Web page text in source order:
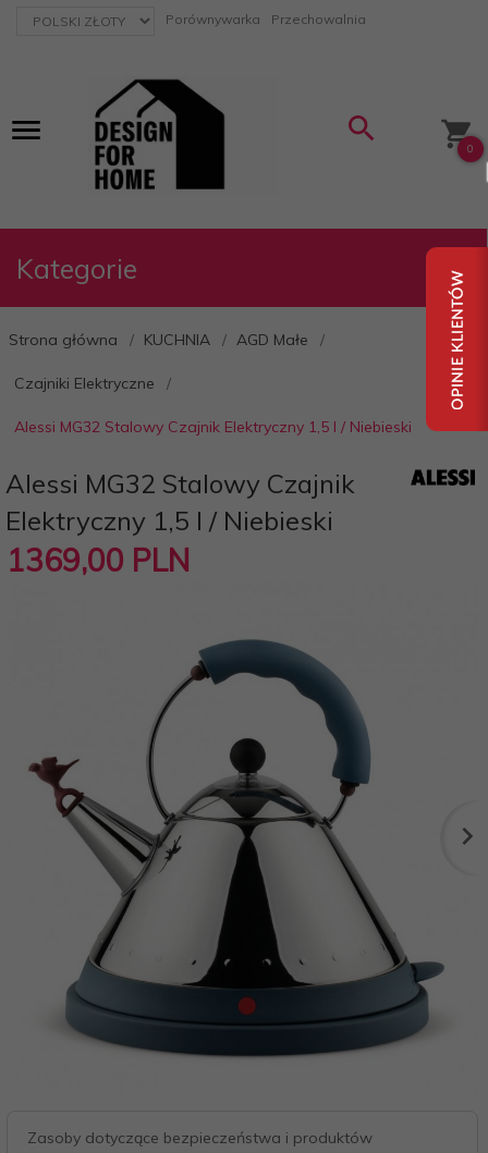
currency_h Porównywarka Przechowalnia
0
Kategorie
Strona główna KUCHNIA AGD Małe
Czajniki Elektryczne
Alessi MG32 Stalowy Czajnik Elektryczny 1,5 l / Niebieski
Alessi MG32 Stalowy Czajnik
Elektryczny 1,5 l / Niebieski
1369,00 PLN
Zasoby dotyczące bezpieczeństwa i produktów